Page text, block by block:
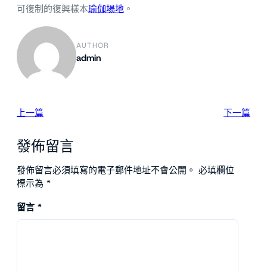
可復制的復興樣本瑜伽場地 。
AUTHOR
admin
上一篇 下一篇
發佈留言
發佈留言必須填寫的電子郵件地址不會公開。 必填欄位
標示為 *
留言 *